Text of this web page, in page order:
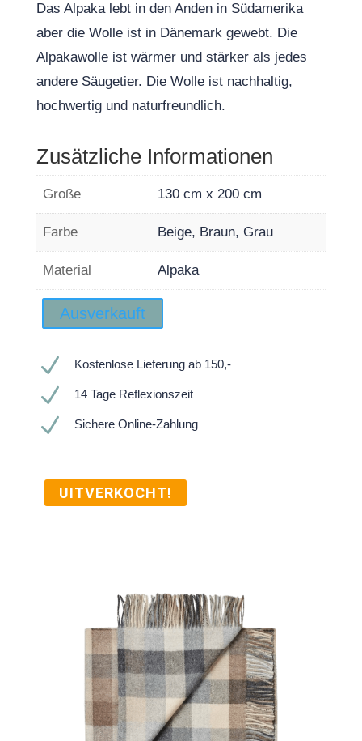
Das Alpaka lebt in den Anden in Südamerika
aber die Wolle ist in Dänemark gewebt. Die
Alpakawolle ist wärmer und stärker als jedes
andere Säugetier. Die Wolle ist nachhaltig,
hochwertig und naturfreundlich.
Zusätzliche Informationen
Große 130 cm x 200 cm
Farbe Beige, Braun, Grau
Material Alpaka
Ausverkauft
N Kostenlose Lieferung ab 150,-
N 14 Tage Reflexionszeit
N Sichere Online-Zahlung
UITVERKOCHT!